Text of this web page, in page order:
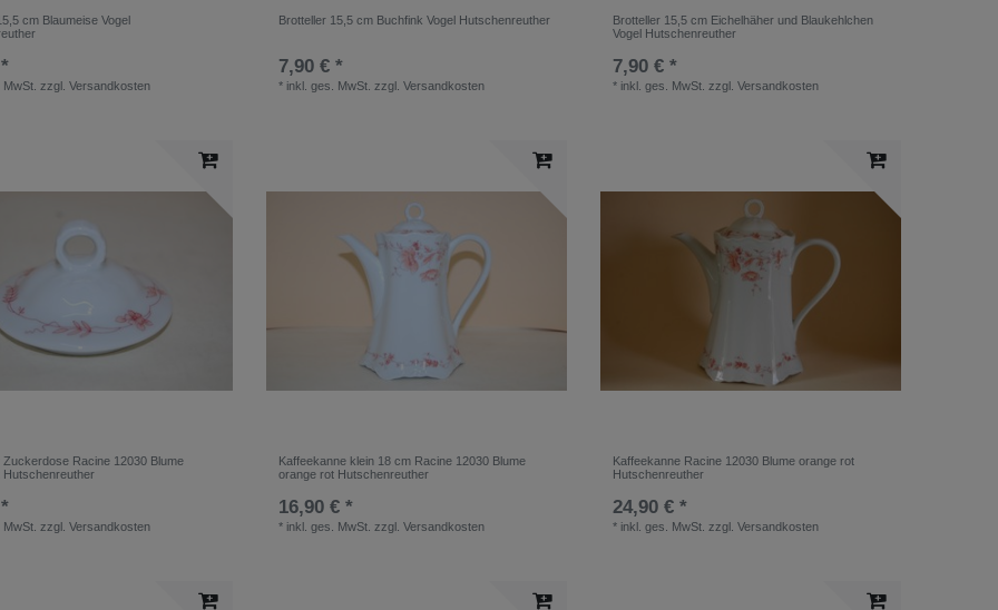
cm Blaumeise Vogel
zzgl.Versandkosten
Brotteller 15,5 cm Buchfink Vogel Hutschenreuther
7,90 € *
* inkl. ges. MwSt. zzgl.Versandkosten
Brotteller 15,5 cm Eichelhäher und Blaukehlchen
Vogel Hutschenreuther
7,90 € *
* inkl. ges. MwSt. zzgl.Versandkosten
Zuckerdose Racine 12030 Blume
Hutschenreuther
zzgl.Versandkosten
Kaffeekanne klein 18 cm Racine 12030 Blume
orange rot Hutschenreuther
16,90 € *
* inkl. ges. MwSt. zzgl.Versandkosten
Kaffeekanne Racine 12030 Blume orange rot
Hutschenreuther
24,90 € *
* inkl. ges. MwSt. zzgl.Versandkosten